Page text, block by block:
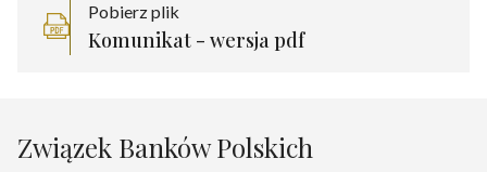
Pobierz plik
Komunikat - wersja pdf
Związek Banków Polskich